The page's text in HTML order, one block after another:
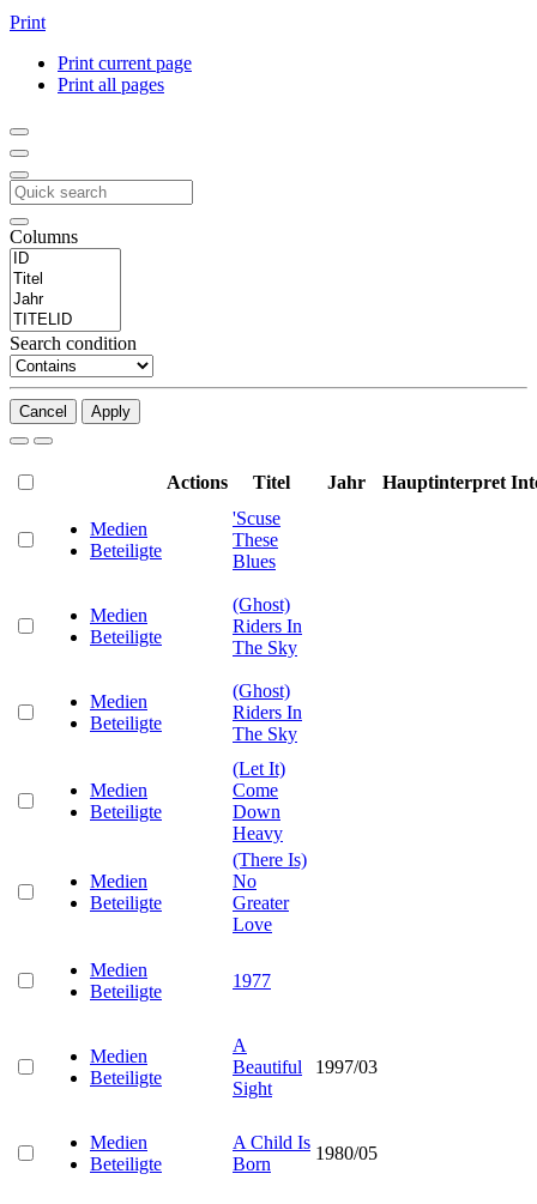
Print
Print current page
Print all pages
Columns
Search condition
Cancel Apply
Actions Titel Jahr Hauptinterpret
Medien
Beteiligte
'Scuse
These
Blues
Medien
Beteiligte
(Ghost)
Riders In
The Sky
Medien
Beteiligte
(Ghost)
Riders In
The Sky
Medien
Beteiligte
(Let It)
Come
Down
Heavy
Medien
Beteiligte
(There Is)
No
Greater
Love
Medien
Beteiligte
1977
Medien
Beteiligte
A
Beautiful
Sight
1997/03
Medien
Beteiligte
A Child Is
Born
1980/05